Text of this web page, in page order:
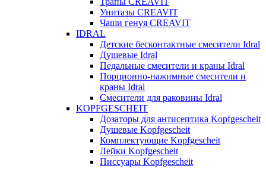
Унитазы CREAVIT
Чаши генуя CREAVIT
IDRAL
Детские бесконтактные смесители Idral
Душевые Idral
Педальные смесители и краны Idral
Порционно-нажимные смесители и
краны Idral
Смеcители для раковины Idral
KOPFGESCHEIT
Дозаторы для антисептика Kopfgescheit
Душевые Kopfgescheit
Комплектующие Kopfgescheit
Лейки Kopfgescheit
Писсуары Kopfgescheit